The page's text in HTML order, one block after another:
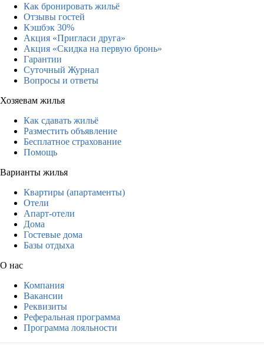
Как бронировать жильё
Отзывы гостей
Кэшбэк 30%
Акция «Пригласи друга»
Акция «Скидка на первую бронь»
Гарантии
Суточный Журнал
Вопросы и ответы
Хозяевам жилья
Как сдавать жильё
Разместить объявление
Бесплатное страхование
Помощь
Варианты жилья
Квартиры (апартаменты)
Отели
Апарт-отели
Дома
Гостевые дома
Базы отдыха
О нас
Компания
Вакансии
Реквизиты
Реферальная программа
Программа лояльности